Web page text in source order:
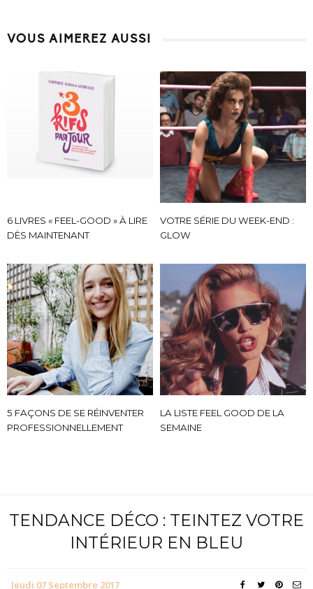
VOUS AIMEREZ AUSSI
6 LIVRES « FEEL-GOOD » À LIRE
DÈS MAINTENANT
VOTRE SÉRIE DU WEEK-END :
GLOW
5 FAÇONS DE SE RÉINVENTER
PROFESSIONNELLEMENT
LA LISTE FEEL GOOD DE LA
SEMAINE
TENDANCE DÉCO : TEINTEZ VOTRE
INTÉRIEUR EN BLEU
Jeudi 07 Septembre 2017